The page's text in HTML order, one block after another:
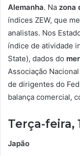
Alemanha. Na zona
índices ZEW, que
analistas. Nos
índice de atividade
State), dados do
Associação
de dirigentes do
balança comercial,
Terça-feira,
Japão